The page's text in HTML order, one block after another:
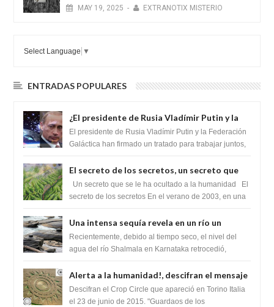
MAY 19, 2025 - EXTRANOTIX MISTERIO
Select Language ▼
ENTRADAS POPULARES
¿El presidente de Rusia Vladímir Putin y la
Federación Galactica han firmado un
tratado para acabar con los Sionistas?
El presidente de Rusia Vladímir Putin y la Federación
Galáctica han firmado un tratado para trabajar juntos,
El secreto de los secretos, un secreto que
cambiaría por completo el destino de la
humanidad
Un secreto que se le ha ocultado a la humanidad El
secreto de los secretos En el verano de 2003, en una
Una intensa sequía revela en un río un
impresionante hallazgo de miles de Shiva
Lingas
Recientemente, debido al tiempo seco, el nivel del
agua del río Shalmala en Karnataka retrocedió,
Alerta a la humanidad!, descifran el mensaje
del Crop Circle de Torino ,Italia
Descifran el Crop Circle que apareció en Torino Italia
el 23 de junio de 2015. "Guardaos de los